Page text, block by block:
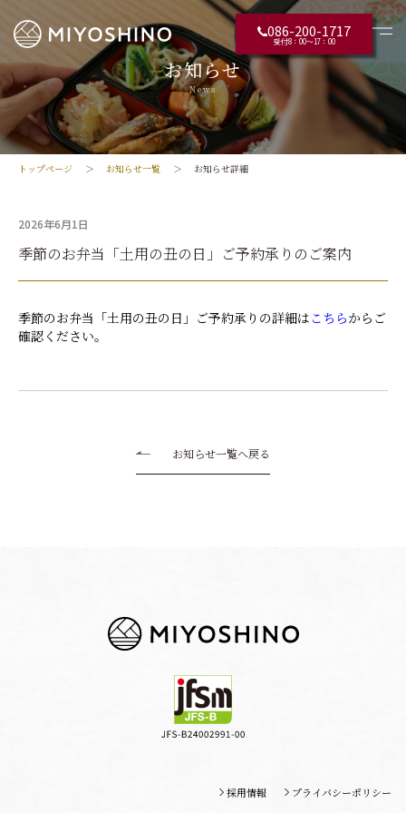
086-200-1717
受付8：00〜17：00
お知らせ
News
トップページ お知らせ一覧 お知らせ詳細
2026年6月1日
季節のお弁当「土用の丑の日」ご予約承りのご案内
季節のお弁当「土用の丑の日」ご予約承りの詳細は こちらからご
確認ください。
お知らせ一覧へ戻る
採用情報 プライバシーポリシー